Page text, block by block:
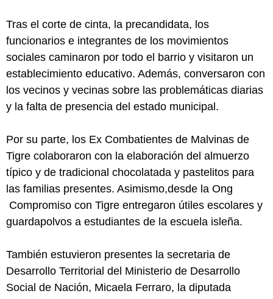
Tras el corte de cinta, la precandidata, los
funcionarios e integrantes de los movimientos
sociales caminaron por todo el barrio y visitaron un
establecimiento educativo. Además, conversaron con
los vecinos y vecinas sobre las problemáticas diarias
y la falta de presencia del estado municipal.
Por su parte, los Ex Combatientes de Malvinas de
Tigre colaboraron con la elaboración del almuerzo
típico y de tradicional chocolatada y pastelitos para
las familias presentes. Asimismo,desde la Ong
Compromiso con Tigre entregaron útiles escolares y
guardapolvos a estudiantes de la escuela isleña.
También estuvieron presentes la secretaria de
Desarrollo Territorial del Ministerio de Desarrollo
Social de Nación, Micaela Ferraro, la diputada